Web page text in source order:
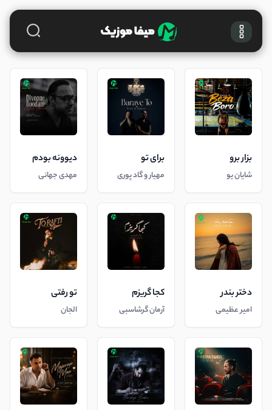
بزار برو
شایان یو
برای تو
مهیار و گاد پوری
دیوونه بودم
مهدی جهانی
دختر بندر
امیر عظیمی
کجا گریزم
آرمان گرشاسبی
تو رفتی
الجان